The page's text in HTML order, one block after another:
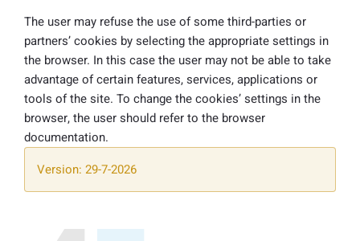
The user may refuse the use of some third-parties or
partners’ cookies by selecting the appropriate settings in
the browser. In this case the user may not be able to take
advantage of certain features, services, applications or
tools of the site. To change the cookies’ settings in the
browser, the user should refer to the browser
documentation.
Version: 29-7-2026